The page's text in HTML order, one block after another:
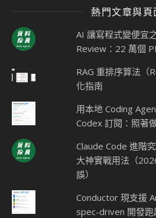
熱門文章與頁
AI 讓寫程式變便宜
Review：22 萬個
RAG 重排序算法（
化指南
用本地 Coding
Codex 訂閱：照著
Claude Code 進階
大神實戰用法（
誤）
Conductor 現支援
spec-driven 開發跑